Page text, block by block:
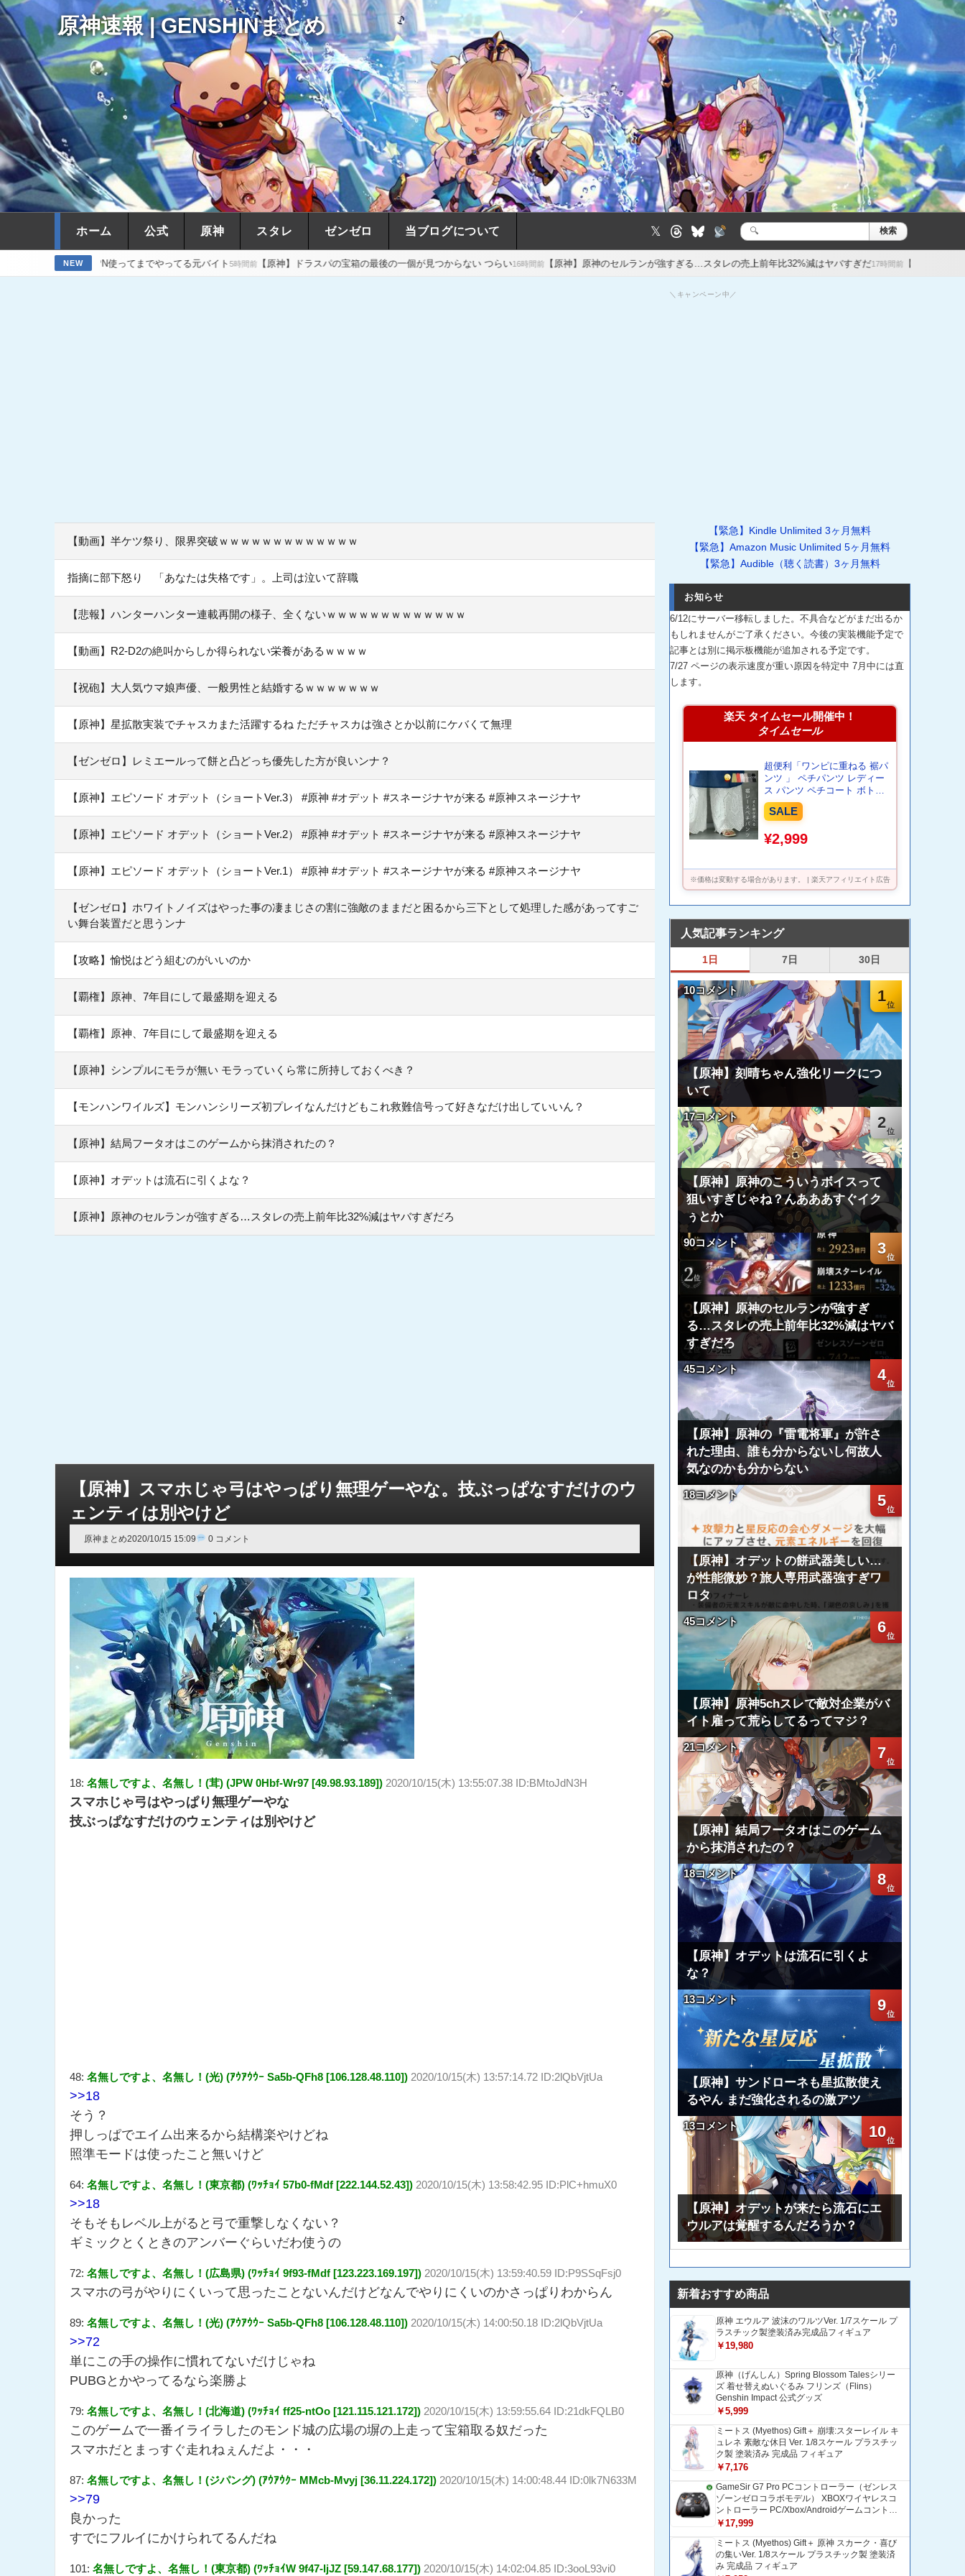
原神速報 | GENSHINまとめ
ホーム 公式 原神 スタレ ゼンゼロ 当ブログについて 𝕏
検
検索
NEW
VPN使ってまでやってる元バイト5時間前【原神】ドラスパの宝箱の最後の一個が見つからない つらい16時間前【原神】原神のセルランが強すぎる…スタレの売上前年比32%減はヤバすぎだ17時間前【原神】オデットの餅武器美し
【動画】半ケツ祭り、限界突破ｗｗｗｗｗｗｗｗｗｗｗｗｗ
指摘に部下怒り 「あなたは失格です」。上司は泣いて辞職
【悲報】ハンターハンター連載再開の様子、全くないｗｗｗｗｗｗｗｗｗｗｗｗｗ
【動画】R2-D2の絶叫からしか得られない栄養があるｗｗｗｗ
【祝砲】大人気ウマ娘声優、一般男性と結婚するｗｗｗｗｗｗｗ
【原神】星拡散実装でチャスカまた活躍するね ただチャスカは強さとか以前にケバくて無理
【ゼンゼロ】レミエールって餅と凸どっち優先した方が良いンナ？
【原神】エピソード オデット（ショートVer.3） #原神 #オデット #スネージナヤが来る #原神スネージナヤ
【原神】エピソード オデット（ショートVer.2） #原神 #オデット #スネージナヤが来る #原神スネージナヤ
【原神】エピソード オデット（ショートVer.1） #原神 #オデット #スネージナヤが来る #原神スネージナヤ
【ゼンゼロ】ホワイトノイズはやった事の凄まじさの割に強敵のままだと困るから三下として処理した感があってすご
い舞台装置だと思うンナ
【攻略】愉悦はどう組むのがいいのか
【覇権】原神、7年目にして最盛期を迎える
【覇権】原神、7年目にして最盛期を迎える
【原神】シンプルにモラが無い モラっていくら常に所持しておくべき？
【モンハンワイルズ】モンハンシリーズ初プレイなんだけどもこれ救難信号って好きなだけ出していいん？
【原神】結局フータオはこのゲームから抹消されたの？
【原神】オデットは流石に引くよな？
【原神】原神のセルランが強すぎる…スタレの売上前年比32%減はヤバすぎだろ
【原神】スマホじゃ弓はやっぱり無理ゲーやな。技ぶっぱなすだけのウ
ェンティは別やけど
原神まとめ2020/10/15 15:09 0 コメント
18: 名無しですよ、名無し！(茸) (JPW 0Hbf-Wr97 [49.98.93.189]) 2020/10/15(木) 13:55:07.38 ID:BMtoJdN3H
スマホじゃ弓はやっぱり無理ゲーやな
技ぶっぱなすだけのウェンティは別やけど
48: 名無しですよ、名無し！(光) (ｱｳｱｳｳｰ Sa5b-QFh8 [106.128.48.110]) 2020/10/15(木) 13:57:14.72 ID:2lQbVjtUa
>>18
そう？
押しっぱでエイム出来るから結構楽やけどね
照準モードは使ったこと無いけど
64: 名無しですよ、名無し！(東京都) (ﾜｯﾁｮｲ 57b0-fMdf [222.144.52.43]) 2020/10/15(木) 13:58:42.95 ID:PlC+hmuX0
>>18
そもそもレベル上がると弓で重撃しなくない？
ギミックとくときのアンバーぐらいだわ使うの
72: 名無しですよ、名無し！(広島県) (ﾜｯﾁｮｲ 9f93-fMdf [123.223.169.197]) 2020/10/15(木) 13:59:40.59 ID:P9SSqFsj0
スマホの弓がやりにくいって思ったことないんだけどなんでやりにくいのかさっぱりわからん
89: 名無しですよ、名無し！(光) (ｱｳｱｳｳｰ Sa5b-QFh8 [106.128.48.110]) 2020/10/15(木) 14:00:50.18 ID:2lQbVjtUa
>>72
単にこの手の操作に慣れてないだけじゃね
PUBGとかやってるなら楽勝よ
79: 名無しですよ、名無し！(北海道) (ﾜｯﾁｮｲ ff25-ntOo [121.115.121.172]) 2020/10/15(木) 13:59:55.64 ID:21dkFQLB0
このゲームで一番イライラしたのモンド城の広場の塀の上走って宝箱取る奴だった
スマホだとまっすぐ走れねぇんだよ・・・
87: 名無しですよ、名無し！(ジパング) (ｱｳｱｳｸｰ MMcb-Mvyj [36.11.224.172]) 2020/10/15(木) 14:00:48.44 ID:0lk7N633M
>>79
良かった
すでにフルイにかけられてるんだね
101: 名無しですよ、名無し！(東京都) (ﾜｯﾁｮｲW 9f47-ljJZ [59.147.68.177]) 2020/10/15(木) 14:02:04.85 ID:3ooL93vi0
＼キャンペーン中／
【緊急】Kindle Unlimited 3ヶ月無料
【緊急】Amazon Music Unlimited 5ヶ月無料
【緊急】Audible（聴く読書）3ヶ月無料
お知らせ
6/12にサーバー移転しました。不具合などがまだ出るか
もしれませんがご了承ください。今後の実装機能予定で
記事とは別に掲示板機能が追加される予定です。
7/27 ページの表示速度が重い原因を特定中 7月中には直
します。
楽天 タイムセール開催中！
タイムセール
超便利「ワンピに重ねる 裾パ
ンツ 」 ペチパンツ レディー
ス パンツ ペチコート ボトム
ス インナー レイヤード 重ね
着 レース 綿 コットン ワイド
パンツ 静電気防止 体型カバ
ー ウエストゴム ワイド 黒 白
SALE
¥2,999
※価格は変動する場合があります。 | 楽天アフィリエイト広告
人気記事ランキング
1日 7日 30日
1
10コメント
【原神】刻晴ちゃん強化リークにつ
いて
2
17コメント
【原神】原神のこういうボイスって
狙いすぎじゃね？んあああすぐイク
ぅとか
3
90コメント
【原神】原神のセルランが強すぎ
る…スタレの売上前年比32%減はヤバ
すぎだろ
4
45コメント
【原神】原神の『雷電将軍』が許さ
れた理由、誰も分からないし何故人
気なのかも分からない
5
18コメント
【原神】オデットの餅武器美しい…
が性能微妙？旅人専用武器強すぎワ
ロタ
6
45コメント
【原神】原神5chスレで敵対企業がバ
イト雇って荒らしてるってマジ？
7
21コメント
【原神】結局フータオはこのゲーム
から抹消されたの？
8
18コメント
【原神】オデットは流石に引くよ
な？
9
13コメント
【原神】サンドローネも星拡散使え
るやん まだ強化されるの激アツ
10
13コメント
【原神】オデットが来たら流石にエ
ウルアは覚醒するんだろうか？
新着おすすめ商品
原神 エウルア 波沫のワルツVer. 1/7スケール プ
ラスチック製塗装済み完成品フィギュア
￥19,980
原神（げんしん）Spring Blossom Talesシリー
ズ 着せ替えぬいぐるみ フリンズ（Flins）
Genshin Impact 公式グッズ
￥5,999
ミートス (Myethos) Gift＋ 崩壊:スターレイル キ
ュレネ 素敵な休日 Ver. 1/8スケール プラスチッ
ク製 塗装済み 完成品 フィギュア
￥7,176
GameSir G7 Pro PCコントローラー（ゼンレス
ゾーンゼロコラボモデル） XBOXワイヤレスコ
ントローラー PC/Xbox/Androidゲームコントロ
ーラー 1200mAH大容量バッテリー TMRホール
コントローラー 追加ボタン＆トリガー/グリップ
振動モーター搭載 トリガーストップ＆背面ボタ
ンロック付きゲームパッド 光学式マイクロスイ
￥17,999
ミートス (Myethos) Gift＋ 原神 スカーク・喜び
の集いVer. 1/8スケール プラスチック製 塗装済
み 完成品 フィギュア